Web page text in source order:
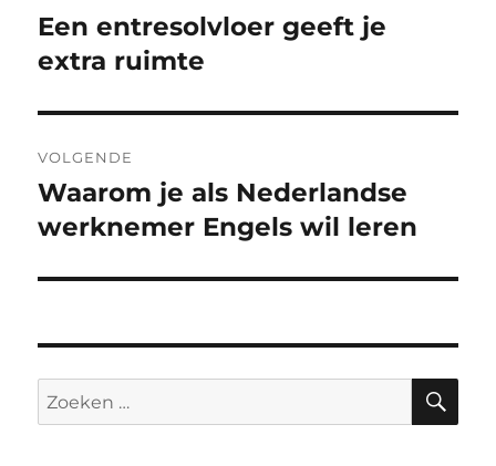
navigatie
Vorig
bericht:
Een entresolvloer geeft je
extra ruimte
VOLGENDE
Volgend
bericht:
Waarom je als Nederlandse
werknemer Engels wil leren
Zoeken
naar: